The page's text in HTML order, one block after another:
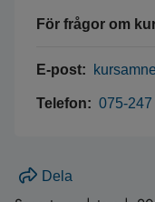
För frågor om
E-post:
Telefon: 075-
Dela